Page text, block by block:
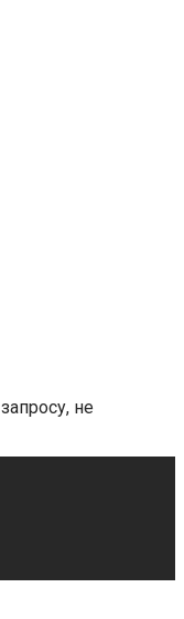
не